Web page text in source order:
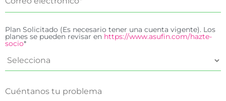
Plan Solicitado (Es necesario tener una cuenta vigente). Los
planes se pueden revisar en https://www.asufin.com/hazte-
socio*